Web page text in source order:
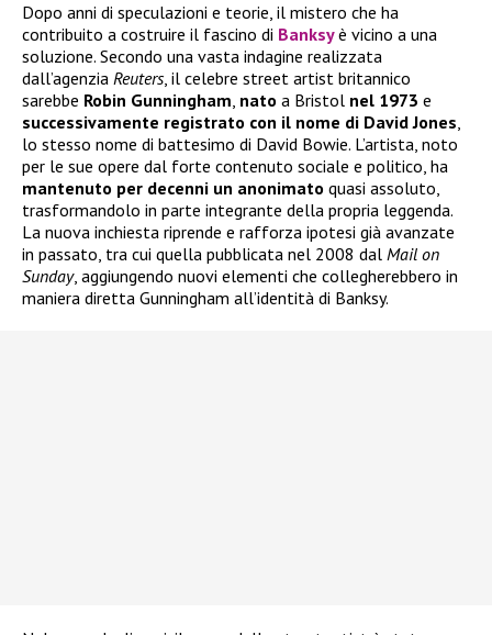
Dopo anni di speculazioni e teorie, il mistero che ha
contribuito a costruire il fascino di Banksyè vicino a una
soluzione. Secondo una vasta indagine realizzata
dall’agenzia Reuters, il celebre street artist britannico
sarebbe Robin Gunningham, nato a Bristol nel 1973 e
successivamente registrato con il nome di David Jones,
lo stesso nome di battesimo di David Bowie. L’artista, noto
per le sue opere dal forte contenuto sociale e politico, ha
mantenuto per decenni un anonimato quasi assoluto,
trasformandolo in parte integrante della propria leggenda.
La nuova inchiesta riprende e rafforza ipotesi già avanzate
in passato, tra cui quella pubblicata nel 2008 dal Mail on
Sunday, aggiungendo nuovi elementi che collegherebbero in
maniera diretta Gunningham all’identità di Banksy.